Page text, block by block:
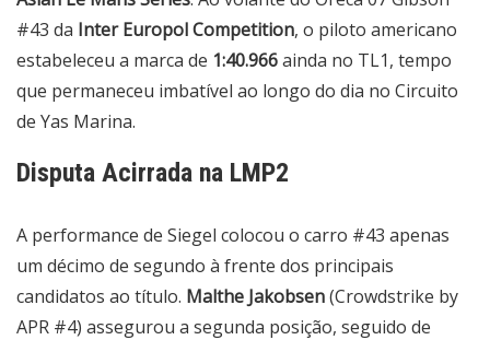
#43 da Inter Europol Competition, o piloto americano
estabeleceu a marca de 1:40.966ainda no TL1, tempo
que permaneceu imbatível ao longo do dia no Circuito
de Yas Marina.
Disputa Acirrada na LMP2
A performance de Siegel colocou o carro #43 apenas
um décimo de segundo à frente dos principais
candidatos ao título. Malthe Jakobsen(Crowdstrike by
APR #4) assegurou a segunda posição, seguido de